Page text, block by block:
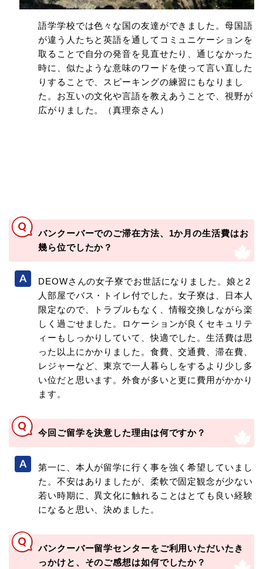
語学学校では色々な国の友達ができました。母国語
が違う人たちと英語を通してコミュニケーションを
取ることで自分の発音を見直せたり、通じなかった
時に、似たような意味のワードを使って言い直した
りすることで、スピーキングの練習にもなりまし
た。お互いの文化や言語を教えあうことで、視野が
広がりました。（真理奈さん）
バンクーバーでのご滞在方法、1か月の生活費はお
幾ら位でしたか？
DEOWさんの女子寮でお世話になりました。娘と2
人部屋でバス・トイレ付でした。女子寮は、日本人
限定なので、トラブルもなく、情報交換しながら楽
しく過ごせました。ロケーションが良くセキュリテ
ィーもしっかりしていて、快適でした。生活費は思
った以上にかかりました。食費、交通費、滞在費、
レジャーなど、東京で一人暮らしをするより少し多
い位だと思います。外食が多いと更に費用がかかり
ます。
今回ご留学を決意した理由は何ですか？
第一に、本人が留学に行く事を強く希望していまし
た。不安はありましたが、柔軟で固定観念が少ない
若い時期に、異文化に触れることはとても良い経験
になると思い、決めました。
バンクーバー留学センターをご利用いただいたき
っかけと、そのご感想は如何でしたか？